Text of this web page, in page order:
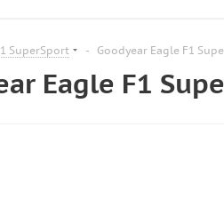
SuperSport - Goodyear Eagle F1
Eagle F1